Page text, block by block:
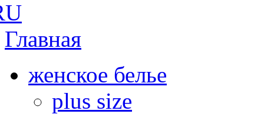
Главная
женское белье
plus size